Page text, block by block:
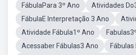
FábulaPara 3º Ano
Atividades
FábulaE Interpretação 3 Ano
Atividade Fábula1º Ano
Acessaber Fábulas3 Ano